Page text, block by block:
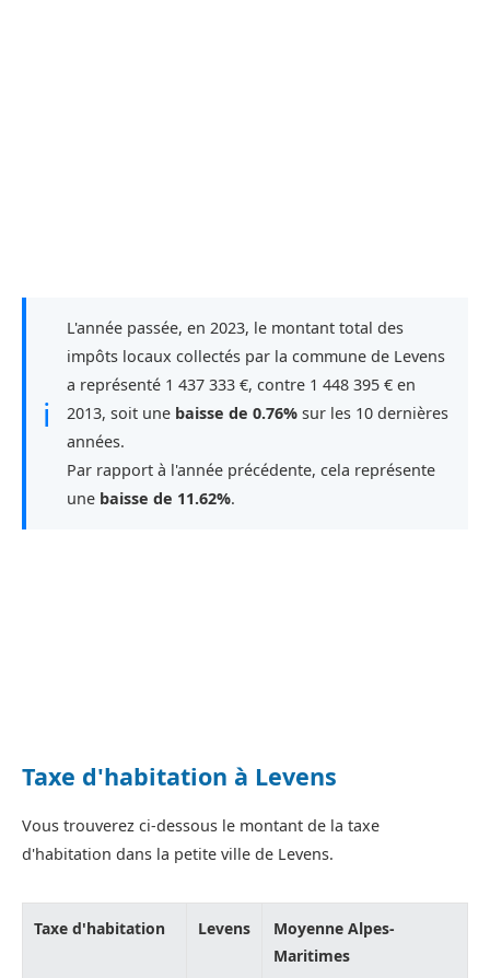
ℹ
L'année passée, en 2023, le montant total des
impôts locaux collectés par la commune de Levens
a représenté 1 437 333 €, contre 1 448 395 € en
2013, soit une baisse de 0.76% sur les 10 dernières
années.
Par rapport à l'année précédente, cela représente
une baisse de 11.62%.
Taxe d'habitation à Levens
Vous trouverez ci-dessous le montant de la taxe
d'habitation dans la petite ville de Levens.
Taxe d'habitation Levens
Moyenne Alpes-
Maritimes